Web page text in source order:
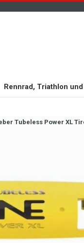
Rennrad, Triathlon und
Tubeless Power XL